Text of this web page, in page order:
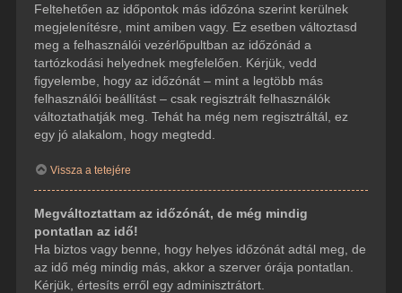
Feltehetően az időpontok más időzóna szerint kerülnek
megjelenítésre, mint amiben vagy. Ez esetben változtasd
meg a felhasználói vezérlőpultban az időzónád a
tartózkodási helyednek megfelelően. Kérjük, vedd
figyelembe, hogy az időzónát – mint a legtöbb más
felhasználói beállítást – csak regisztrált felhasználók
változtathatják meg. Tehát ha még nem regisztráltál, ez
egy jó alakalom, hogy megtedd.
Vissza a tetejére
Megváltoztattam az időzónát, de még mindig
pontatlan az idő!
Ha biztos vagy benne, hogy helyes időzónát adtál meg, de
az idő még mindig más, akkor a szerver órája pontatlan.
Kérjük, értesíts erről egy adminisztrátort.